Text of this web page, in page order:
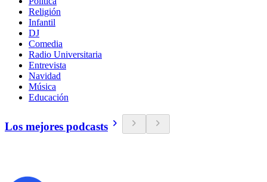
Religión
Infantil
DJ
Comedia
Radio Universitaria
Entrevista
Navidad
Música
Educación
Los mejores podcasts